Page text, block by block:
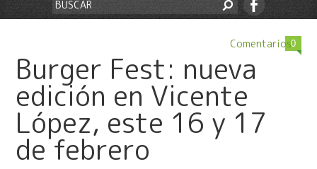
Comentarios0
Burger Fest: nueva
edición en Vicente
López, este 16 y 17
de febrero